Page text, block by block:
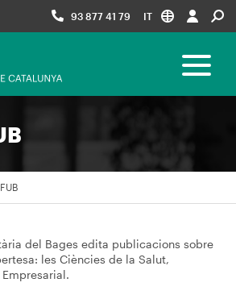
93 877 41 79 IT
Toggle
del Bages edita publicacions sobre
les Ciències de la Salut,